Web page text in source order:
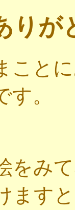
りが
こと
。
をみ
ます